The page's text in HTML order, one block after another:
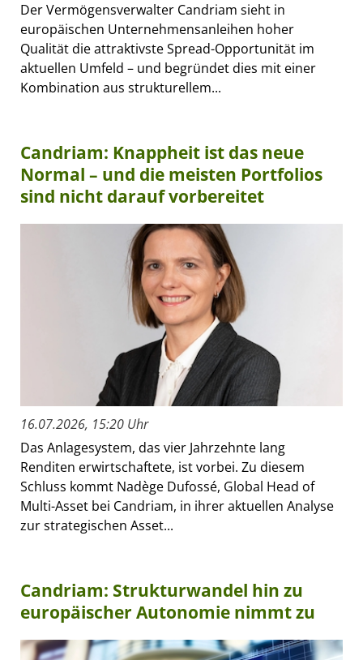
Der Vermögensverwalter Candriam sieht in
europäischen Unternehmensanleihen hoher
Qualität die attraktivste Spread-Opportunität im
aktuellen Umfeld – und begründet dies mit einer
Kombination aus strukturellem...
Candriam: Knappheit ist das neue
Normal – und die meisten Portfolios
sind nicht darauf vorbereitet
16.07.2026, 15:20 Uhr
Das Anlagesystem, das vier Jahrzehnte lang
Renditen erwirtschaftete, ist vorbei. Zu diesem
Schluss kommt Nadège Dufossé, Global Head of
Multi-Asset bei Candriam, in ihrer aktuellen Analyse
zur strategischen Asset...
Candriam: Strukturwandel hin zu
europäischer Autonomie nimmt zu